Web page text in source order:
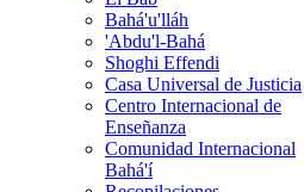
Bahá'u'lláh
'Abdu'l-Bahá
Shoghi Effendi
Casa Universal de Justicia
Centro Internacional de
Enseñanza
Comunidad Internacional
Bahá'í